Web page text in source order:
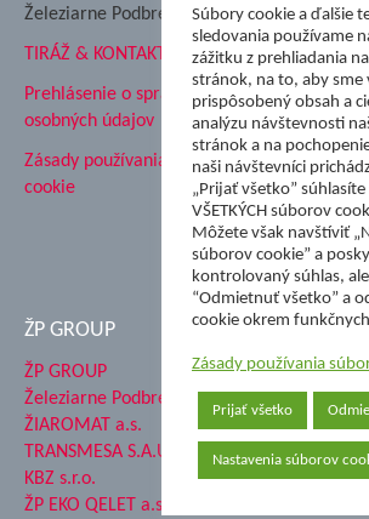
Železiarne Podbrezová
TIRÁŽ & KONTAKT
Prehlásenie o spracovaní
osobných údajov
Zásady používania súborov
cookie
ŽP
ŠK
Tále a.s.
ŽP GROUP
ŽP GROUP
Železiarne Podbrezová a.s.
ŽIAROMAT a.s.
TRANSMESA S.A.U.
KBZ s.r.o.
ŽP EKO QELET a.s.
Súbory cookie a ďalšie
sledovania používame
zážitku z prehliadania
stránok, na to, aby sme
prispôsobený obsah a
analýzu návštevnosti
stránok a na
naši návštevníci
„Prijať všetko”
VŠETKÝCH súborov
Môžete však navštíviť
súborov cookie” a
kontrolovaný súhlas,
“Odmietnuť všetko” a
cookie okrem
Zásady používania
Prijať všetko
Nastavenia súborov